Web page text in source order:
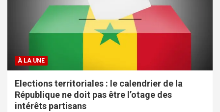
À LA UNE
Elections territoriales : le calendrier de la
République ne doit pas être l’otage des
intérêts partisans